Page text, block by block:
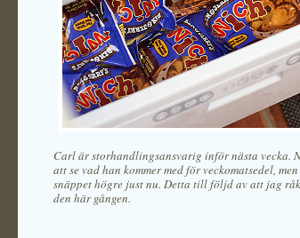
Carl är storhandlingsansvarig inför nästa vecka.
att se vad han kommer med för veckomatsedel,
snäppet högre just nu. Detta till följd av att jag
den här gången.